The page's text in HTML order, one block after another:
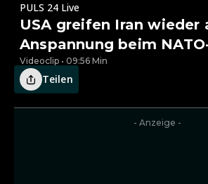
PULS 24 Live
USA greifen Iran wieder
Anspannung beim
Videoclip • 09:56 Min
Teilen
- Anzeige -